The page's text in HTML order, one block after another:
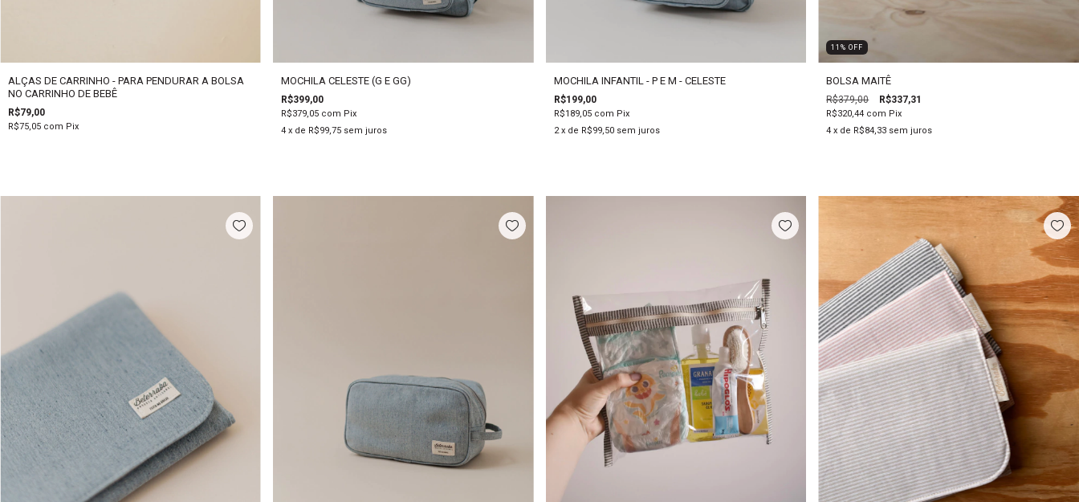
ALÇAS DE CARRINHO - PARA PENDURAR A BOLSA
NO CARRINHO DE BEBÊ
R$79,00
R$75,05 com Pix
MOCHILA CELESTE (G E GG)
R$399,00
R$379,05 com Pix
4 x de R$99,75 sem juros
MOCHILA INFANTIL - P E M - CELESTE
R$199,00
R$189,05 com Pix
2 x de R$99,50 sem juros
11%OFF
BOLSA MAITÊ
R$379,00 R$337,31
R$320,44 com Pix
4 x de R$84,33 sem juros